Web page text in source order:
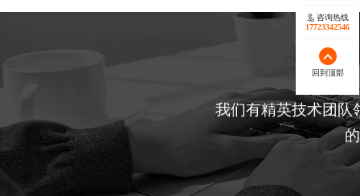
我们有精英技术团队
咨询热线
17723342546
回到顶部